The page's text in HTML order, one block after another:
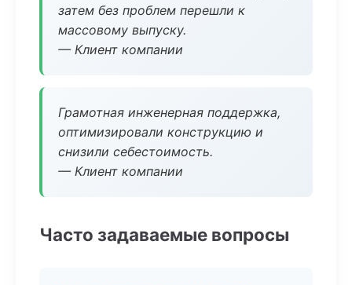
затем без проблем перешли к
массовому выпуску.
— Клиент компании
Грамотная инженерная поддержка,
оптимизировали конструкцию и
снизили себестоимость.
— Клиент компании
Часто задаваемые вопросы